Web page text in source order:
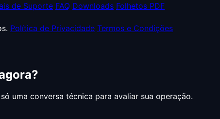
de Suporte FAQ Downloads Folhetos PDF
Política de Privacidade Termos e Condições
uma conversa técnica para avaliar sua operação.